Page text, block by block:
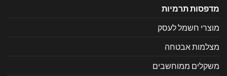
מדפסות תרמיות
מוצרי חשמל לעסק
מצלמות אבטחה
משקלים ממוחשבים